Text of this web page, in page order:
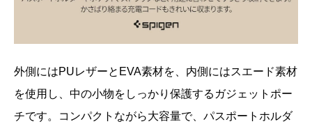
外側にはPUレザーとEVA素材を、内側にはスエード素材
を使用し、中の小物をしっかり保護するガジェットポー
チです。コンパクトながら大容量で、パスポートホルダ